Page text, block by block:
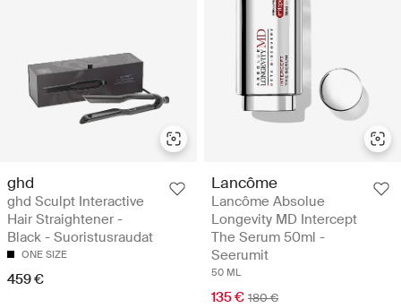
ghd
ghd Sculpt Interactive
Hair Straightener -
Black - Suoristusraudat
ONE SIZE
459 €
Lancôme
Lancôme Absolue
Longevity MD Intercept
The Serum 50ml -
Seerumit
50 ML
135 € 180 €